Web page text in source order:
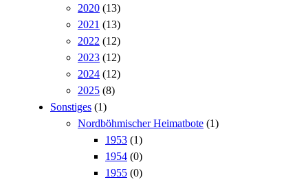
2020 (13)
2021 (13)
2022 (12)
2023 (12)
2024 (12)
2025 (8)
Sonstiges (1)
Nordböhmischer Heimatbote (1)
1953 (1)
1954 (0)
1955 (0)